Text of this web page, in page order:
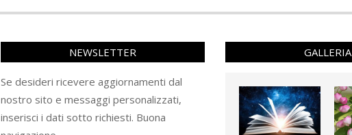
NEWSLETTER
Se desideri ricevere aggiornamenti dal
nostro sito e messaggi personalizzati,
inserisci i dati sotto richiesti. Buona
GALLERIA